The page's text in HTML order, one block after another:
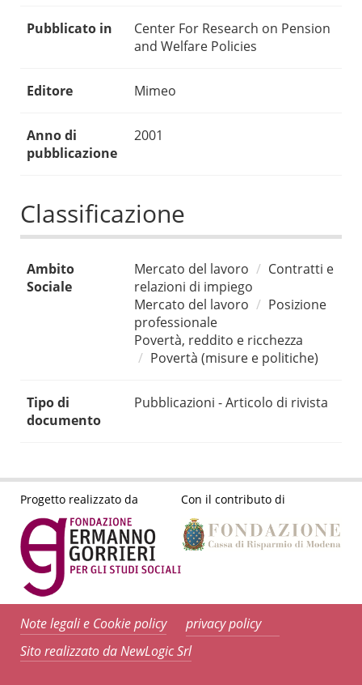
Pubblicato in
Center For Research on Pension
and Welfare Policies
Editore Mimeo
Anno di
pubblicazione
2001
Classificazione
Ambito
Sociale
Mercato del lavoro
Contratti e
relazioni di impiego
Mercato del lavoro
Posizione
professionale
Povertà, reddito e ricchezza
Povertà (misure e politiche)
Tipo di
documento
Pubblicazioni - Articolo di rivista
Progetto realizzato da Con il contributo di
Note legali e Cookie policy
privacy policy
Sito realizzato da NewLogic Srl